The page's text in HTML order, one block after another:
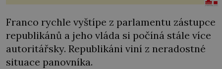
Franco rychle vyštípe z parlamentu zástupce
republikánů a jeho vláda si počíná stále více
autoritářsky. Republikáni viní z neradostné
situace panovníka.